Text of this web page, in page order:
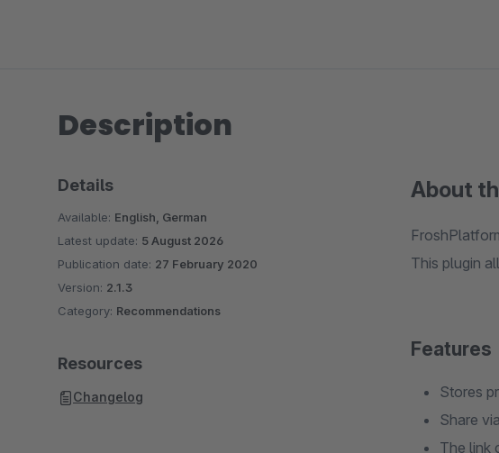
Description
About
This plugin
Features
Stores
Share
The link
Details
Available: English, German
Latest update: 5 August 2026
Publication date: 27 February 2020
Version: 2.1.3
Category: Recommendations
Resources
Changelog